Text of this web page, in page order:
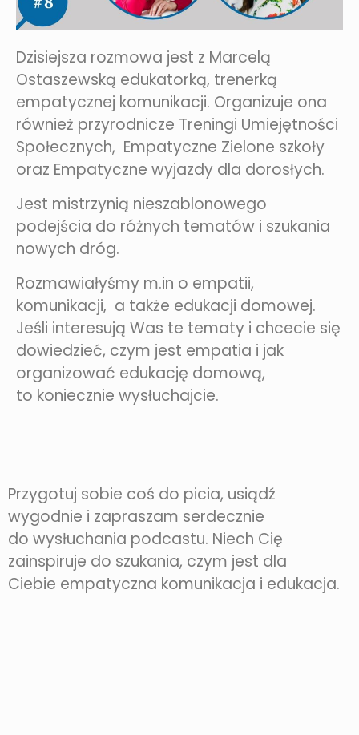
Dzisiejsza rozmowa jest z Marcelą
Ostaszewską edukatorką, trenerką
empatycznej komunikacji. Organizuje ona
również przyrodnicze Treningi Umiejętności
Społecznych, Empatyczne Zielone szkoły
oraz Empatyczne wyjazdy dla dorosłych.
Jest mistrzynią nieszablonowego
podejścia do różnych tematów i szukania
nowych dróg.
Rozmawiałyśmy m.in o empatii,
komunikacji, a także edukacji domowej.
Jeśli interesują Was te tematy i chcecie się
dowiedzieć, czym jest empatia i jak
organizować edukację domową,
to koniecznie wysłuchajcie.
Przygotuj sobie coś do picia, usiądź
wygodnie i zapraszam serdecznie
do wysłuchania podcastu. Niech Cię
zainspiruje do szukania, czym jest dla
Ciebie empatyczna komunikacja i edukacja.